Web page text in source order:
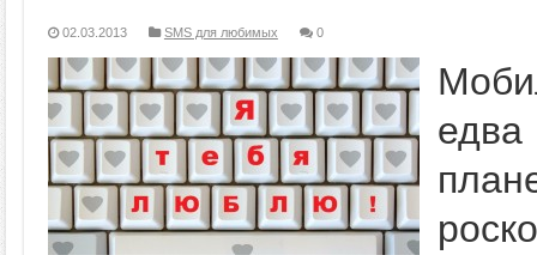
02.03.2013 SMS для любимых 0